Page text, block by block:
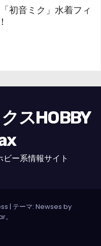
初音ミク」水着フィ
スHOBBY
ー系情報サイト
| テーマ: Newses by
。